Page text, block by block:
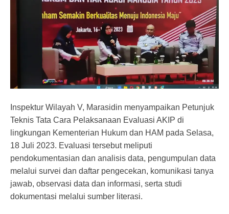
Inspektur Wilayah V, Marasidin menyampaikan Petunjuk
Teknis Tata Cara Pelaksanaan Evaluasi AKIP di
lingkungan Kementerian Hukum dan HAM pada Selasa,
18 Juli 2023. Evaluasi tersebut meliputi
pendokumentasian dan analisis data, pengumpulan data
melalui survei dan daftar pengecekan, komunikasi tanya
jawab, observasi data dan informasi, serta studi
dokumentasi melalui sumber literasi.